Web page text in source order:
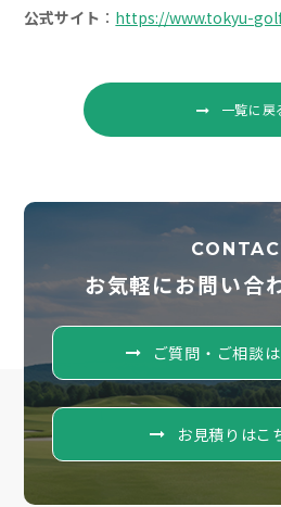
公式サイト ： https://www.tokyu-
一覧に戻
お気軽にお問い合
ご質問・ご相談
お見積りはこ